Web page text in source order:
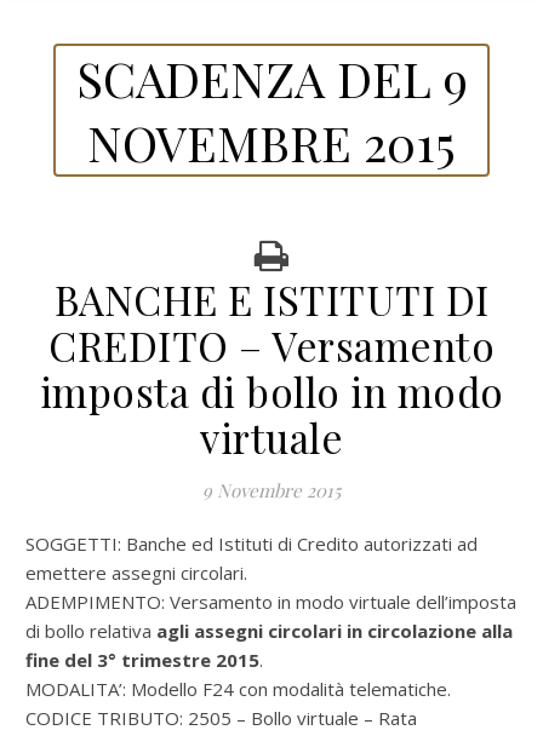
SCADENZA DEL 9
NOVEMBRE 2015
BANCHE E ISTITUTI DI
CREDITO – Versamento
imposta di bollo in modo
virtuale
9 Novembre 2015
SOGGETTI: Banche ed Istituti di Credito autorizzati ad
emettere assegni circolari.
ADEMPIMENTO: Versamento in modo virtuale dell’imposta
di bollo relativa agli assegni circolari in circolazione alla
fine del 3° trimestre 2015.
MODALITA’: Modello F24 con modalità telematiche.
CODICE TRIBUTO: 2505 – Bollo virtuale – Rata